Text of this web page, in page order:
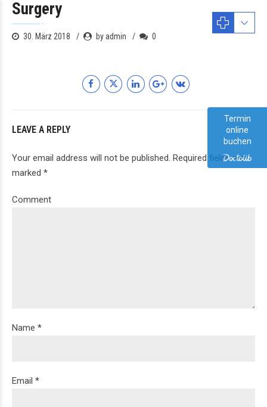
Surgery
30. März 2018 by admin 0
LEAVE A REPLY
Your email address will not be published. Required fields are
marked *
Comment
Name *
Email *
Termin
online
buchen